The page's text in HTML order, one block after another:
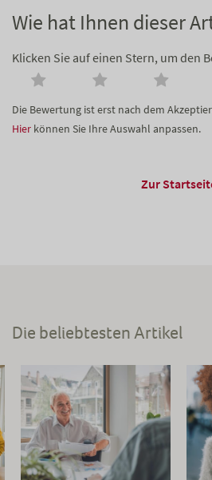
Wie hat Ihnen dieser
Klicken Sie auf einen Stern, um den
Die Bewertung ist erst nach dem
Hier können Sie Ihre Auswahl anpassen.
Zur
Die beliebtesten Artikel